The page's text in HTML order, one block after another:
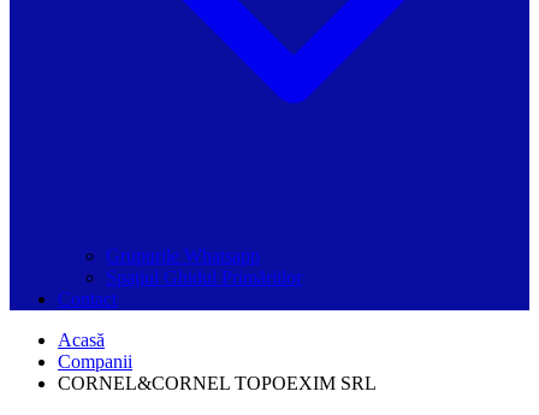
Grupurile Whatsapp
Spațiul Ghidul Primăriilor
Contact
Acasă
Companii
CORNEL&CORNEL TOPOEXIM SRL